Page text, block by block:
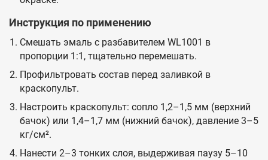
Инструкция по применению
Смешать эмаль с разбавителем WL1001 в
пропорции 1:1, тщательно перемешать.
Профильтровать состав перед заливкой в
краскопульт.
Настроить краскопульт: сопло 1,2–1,5 мм (верхний
бачок) или 1,4–1,7 мм (нижний бачок), давление 3–5
кг/см².
Нанести 2–3 тонких слоя, выдерживая паузу 5–10